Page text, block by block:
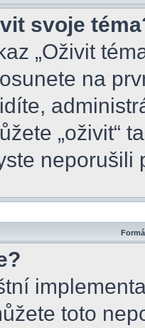
svoje
„Oživit
na
„oživit“
neporušili
toto